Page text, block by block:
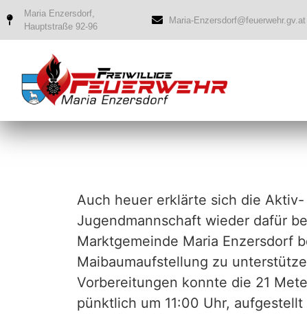
Maria Enzersdorf,
Hauptstraße 92-96
Maria-Enzersdorf@feuerwehr.gv.at
Auch heuer erklärte sich die Aktiv-
Jugendmannschaft wieder dafür
Marktgemeinde Maria Enzersdorf
Maibaumaufstellung zu
Vorbereitungen konnte die 21
pünktlich um 11:00 Uhr,